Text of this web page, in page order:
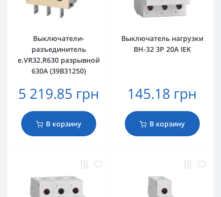
Выключатели-
разъединитель
e.VR32.R630 разрывной
630А (39В31250)
5 219.85 грн
В корзину
Выключатель нагрузки
ВН-32 3Р 20А IEK
145.18 грн
В корзину